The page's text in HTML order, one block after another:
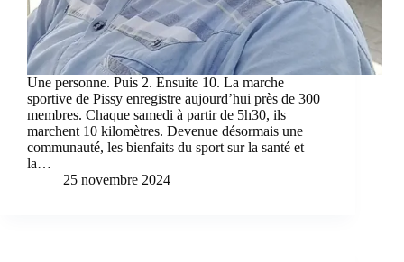
Une personne. Puis 2. Ensuite 10. La marche
sportive de Pissy enregistre aujourd’hui près de 300
membres. Chaque samedi à partir de 5h30, ils
marchent 10 kilomètres. Devenue désormais une
communauté, les bienfaits du sport sur la santé et
la…
25 novembre 2024